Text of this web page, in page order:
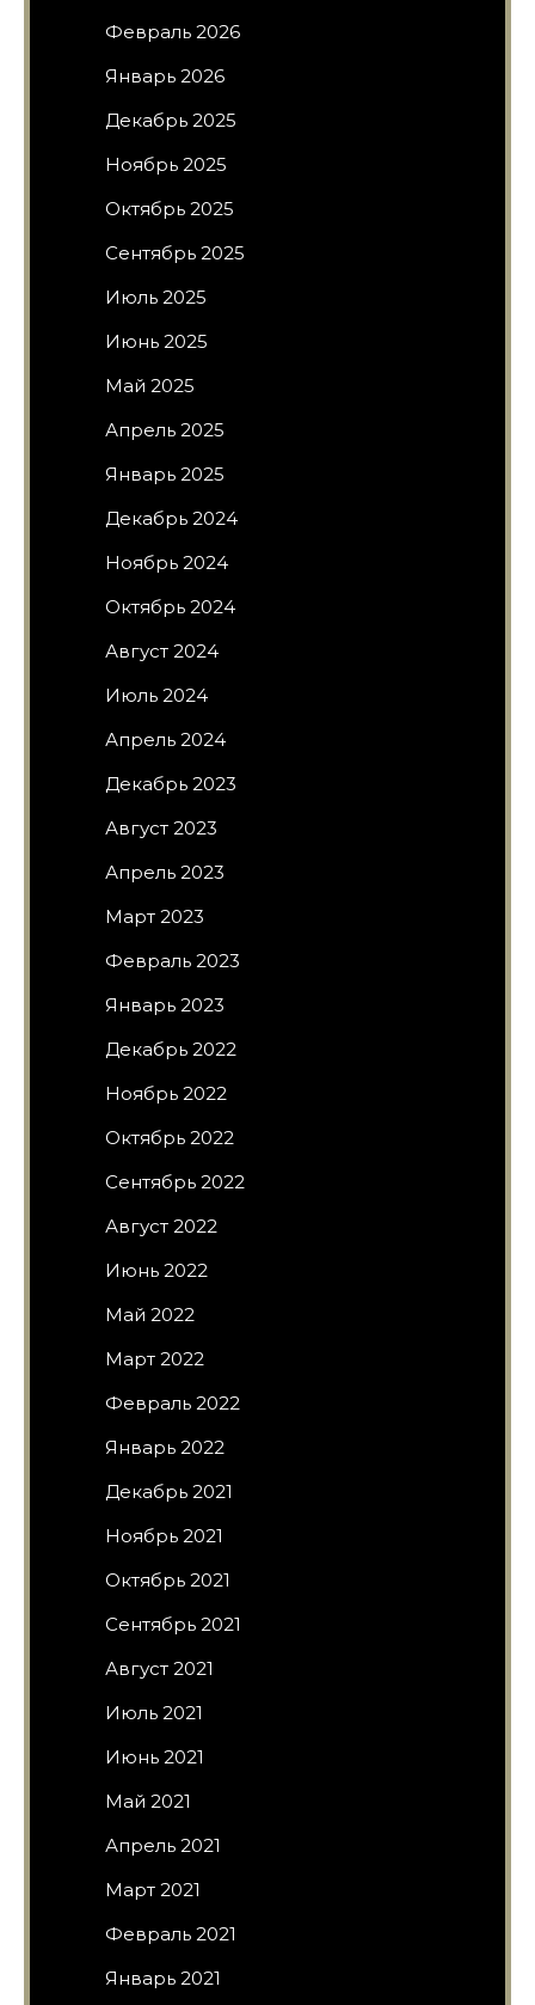
Февраль 2026
Январь 2026
Декабрь 2025
Ноябрь 2025
Октябрь 2025
Сентябрь 2025
Июль 2025
Июнь 2025
Май 2025
Апрель 2025
Январь 2025
Декабрь 2024
Ноябрь 2024
Октябрь 2024
Август 2024
Июль 2024
Апрель 2024
Декабрь 2023
Август 2023
Апрель 2023
Март 2023
Февраль 2023
Январь 2023
Декабрь 2022
Ноябрь 2022
Октябрь 2022
Сентябрь 2022
Август 2022
Июнь 2022
Май 2022
Март 2022
Февраль 2022
Январь 2022
Декабрь 2021
Ноябрь 2021
Октябрь 2021
Сентябрь 2021
Август 2021
Июль 2021
Июнь 2021
Май 2021
Апрель 2021
Март 2021
Февраль 2021
Январь 2021